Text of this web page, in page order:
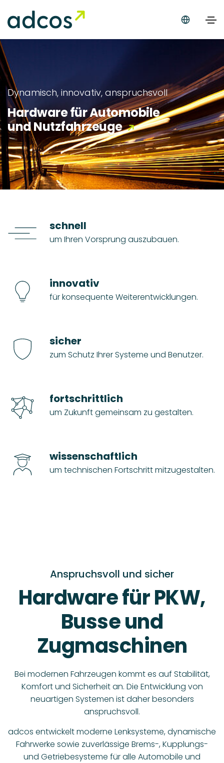
Dynamisch, innovativ, anspruchsvoll
Hardware für Automobile
und Nutzfahrzeuge
schnell
um Ihren Vorsprung auszubauen.
innovativ
für konsequente Weiterentwicklungen.
sicher
zum Schutz Ihrer Systeme und Benutzer.
fortschrittlich
um Zukunft gemeinsam zu gestalten.
wissenschaftlich
um technischen Fortschritt mitzugestalten.
Anspruchsvoll und sicher
Hardware für PKW,
Busse und
Zugmaschinen
Bei modernen Fahrzeugen kommt es auf Stabilität,
Komfort und Sicherheit an. Die Entwicklung von
neuartigen Systemen ist daher besonders
anspruchsvoll.
adcos entwickelt moderne Lenksysteme, dynamische
Fahrwerke sowie zuverlässige Brems-, Kupplungs-
und Getriebesysteme für alle Automobile und